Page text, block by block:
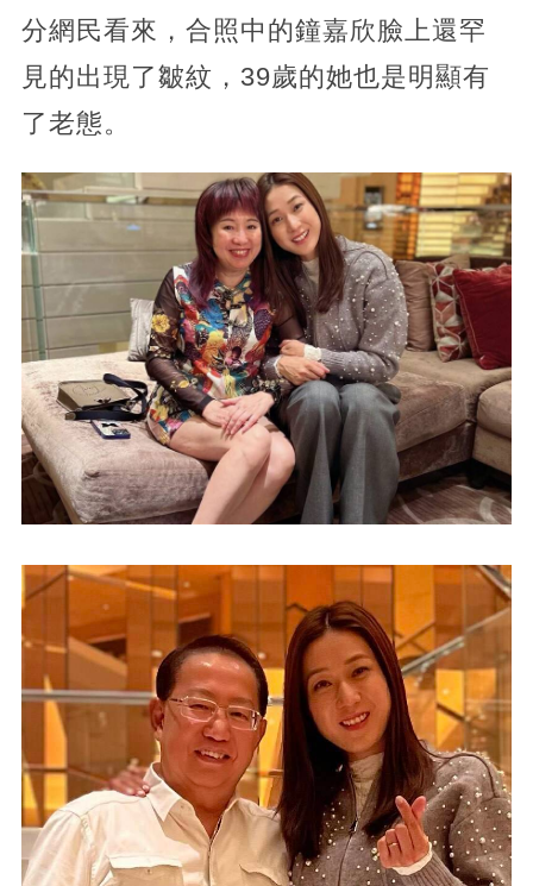
分網民看來，合照中的鐘嘉欣臉上還罕
見的出現了皺紋，39歲的她也是明顯有
了老態。